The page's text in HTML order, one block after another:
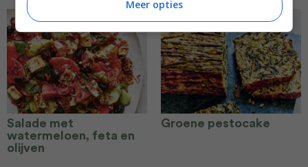
Salade met
watermeloen, feta en
olijven
Groene pestocake
Meer opties